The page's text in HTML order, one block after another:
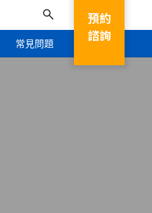
常見問題
預約
諮詢